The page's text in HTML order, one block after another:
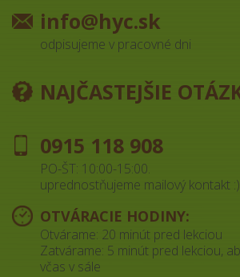
info@hyc.sk
odpisujeme v pracovné dni
NAJČASTEJŠIE
0915 118 908
PO-ŠT: 10:00-15:00.
uprednostňujeme mailový kontakt :)
OTVÁRACIE HODINY:
Otvárame: 20 minút pred lekciou
Zatvárame: 5 minút pred lekciou,
včas v sále